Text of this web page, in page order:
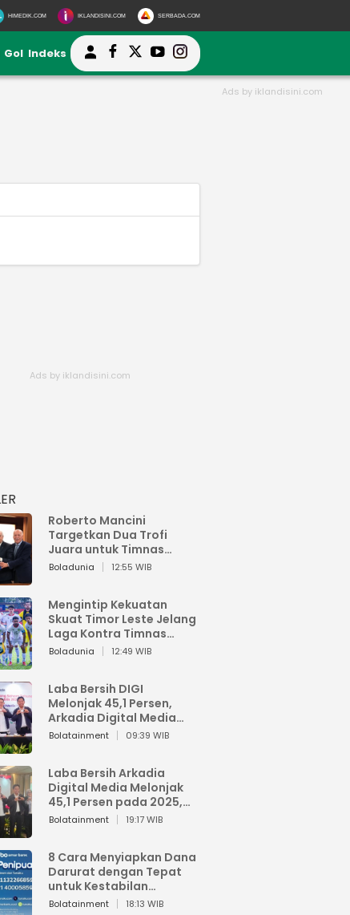
HIMEDIK.COM IKLANDISINI.COM SERBADA.COM
Gol Indeks
Roberto Mancini
Targetkan Dua Trofi
Juara untuk Timnas
Italia
Boladunia 12:55 WIB
Mengintip Kekuatan
Skuat Timor Leste Jelang
Laga Kontra Timnas
Indonesia di Piala AFF
Boladunia 12:49 WIB
Laba Bersih DIGI
Melonjak 45,1 Persen,
Arkadia Digital Media
Perkuat Bisnis AI dan
Bolatainment 09:39 WIB
Laba Bersih Arkadia
Digital Media Melonjak
45,1 Persen pada 2025,
Sentuh Rp1,76 Miliar
Bolatainment 19:17 WIB
8 Cara Menyiapkan Dana
Darurat dengan Tepat
untuk Kestabilan
Keuangan
Bolatainment 18:13 WIB